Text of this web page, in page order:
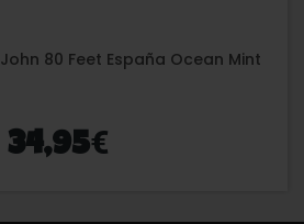
80 Feet España Ocean Mint
34,95€